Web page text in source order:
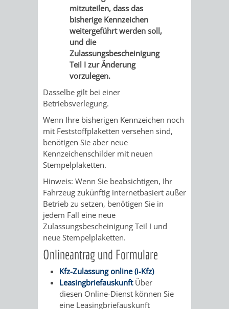
FLÜCHTLINGEDENKMALSCHUTZ
AUFGABEN
DER
UNTEREN
DENKMALSCHUTZBEHÖRDE
STEUERVORTEILE
SATZUNGEN
IM
BEREICH
DENKMALSCHUTZ
GENEHMIGUNGSVERFAHREN
TAG
DES
OFFENEN
DENKMALS
VERKAUF
STÄDTISCHER
BAUPLÄTZE
VERKAUF
STÄDTISCHER
HÄUSER
/
LIEGENSCHAFTEN
ABWASSERBESEITIGUNG
ERSCHLIESSUNGSBEITRAG
ANTRAGSVERFAHREN
VERMIETE
DOCH
RATHAUS
BÜRGERMEISTER
DEZERNATEFÜR
DENKMALSCHUTZ
FÜR
SPORT
mitzuteilen, dass das
bisherige Kennzeichen
weitergeführt werden soll,
und die
Zulassungsbescheinigung
Teil I zur Änderung
vorzulegen.
Dasselbe gilt bei einer
Betriebsverlegung.
Wenn Ihre bisherigen Kennzeichen noch
mit Feststoffplaketten versehen sind,
benötigen Sie aber neue
Kennzeichenschilder mit neuen
Stempelplaketten.
Hinweis: Wenn Sie beabsichtigen, Ihr
Fahrzeug zukünftig internetbasiert außer
Betrieb zu setzen, benötigen Sie in
jedem Fall eine neue
Zulassungsbescheinigung Teil I und
neue Stempelplaketten.
Onlineantrag und Formulare
Kfz-Zulassung online (i-Kfz)
Leasingbriefauskunft Über
diesen Online-Dienst können Sie
eine Leasingbriefauskunft